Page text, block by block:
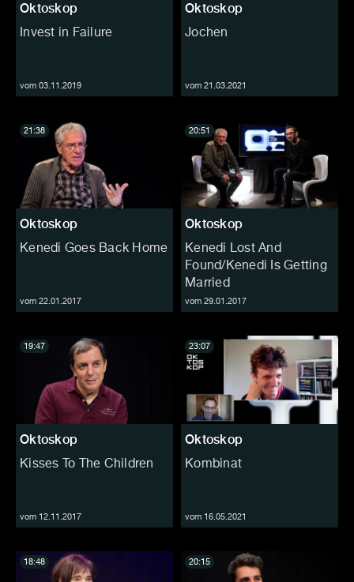
Oktoskop
Invest in Failure
vom 03.11.2019
Oktoskop
Jochen
vom 21.03.2021
Oktoskop
Kenedi Goes Back Home
vom 22.01.2017
21:38
Oktoskop
Kenedi Lost And
Found/Kenedi Is Getting
Married
vom 29.01.2017
20:51
Oktoskop
Kisses To The Children
vom 12.11.2017
19:47
Oktoskop
Kombinat
vom 16.05.2021
23:07
18:48 20:15